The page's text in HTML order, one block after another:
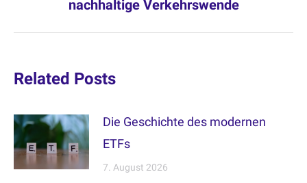
nachhaltige Verkehrswende
Related Posts
Die Geschichte des modernen
ETFs
7. August 2026